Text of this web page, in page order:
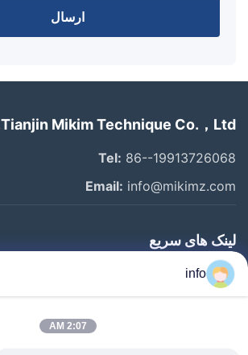
ارسال
Tianjin Mikim Technique Co.，Ltd.
Tel: 86--19913726068
Email: info@mikimz.com
لینک های سریع
خانه
محصولات
info
2:07 AM